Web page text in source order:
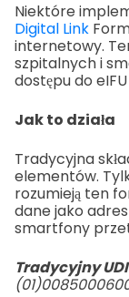
Niektóre
Digital Link
internetowy.
szpitalnych i
dostępu do
Jak to działa
Tradycyjna
elementów.
rozumieją ten
dane jako
smartfony
Tradycyjny UDI